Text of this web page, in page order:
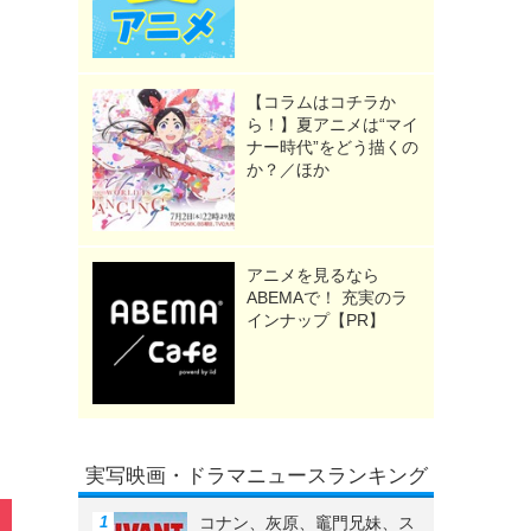
【コラムはコチラか
ら！】夏アニメは“マイ
ナー時代”をどう描くの
か？／ほか
アニメを見るなら
ABEMAで！ 充実のラ
インナップ【PR】
実写映画・ドラマニュースランキング
コナン、灰原、竈門兄妹、ス